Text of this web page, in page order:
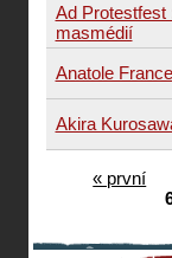
Ad
masmédií
Anatole France
Akira
« první